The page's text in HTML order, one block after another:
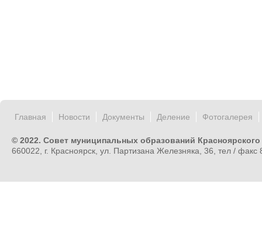
Главная Новости Документы Деление Фотогалерея
© 2022. Совет муниципальных образований Красноярского
660022, г. Красноярск, ул. Партизана Железняка, 36, тел /